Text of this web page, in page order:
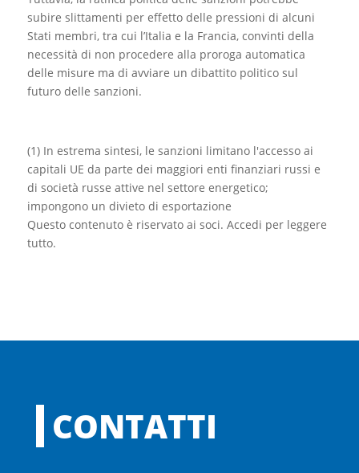
subire slittamenti per effetto delle pressioni di alcuni
Stati membri, tra cui l’Italia e la Francia, convinti della
necessità di non procedere alla proroga automatica
delle misure ma di avviare un dibattito politico sul
futuro delle sanzioni.
(1) In estrema sintesi, le sanzioni limitano l'accesso ai
capitali UE da parte dei maggiori enti finanziari russi e
di società russe attive nel settore energetico;
impongono un divieto di esportazione
Questo contenuto è riservato ai soci. Accedi per leggere
tutto.
CONTATTI